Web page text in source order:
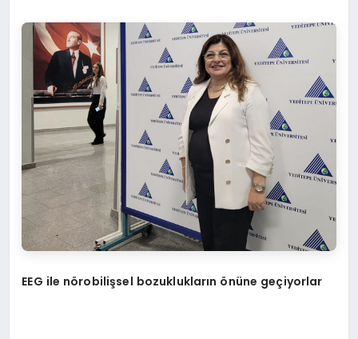
EEG ile nörobilişsel bozuklukların önüne geçiyorlar